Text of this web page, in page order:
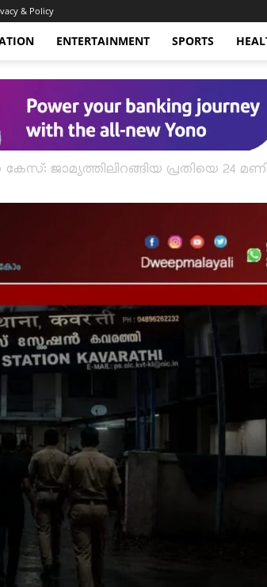
& Policy
ENTERTAINMENT SPORTS
ജാമ്യത്തിലിറങ്ങിയ പ്രതിയെ 24